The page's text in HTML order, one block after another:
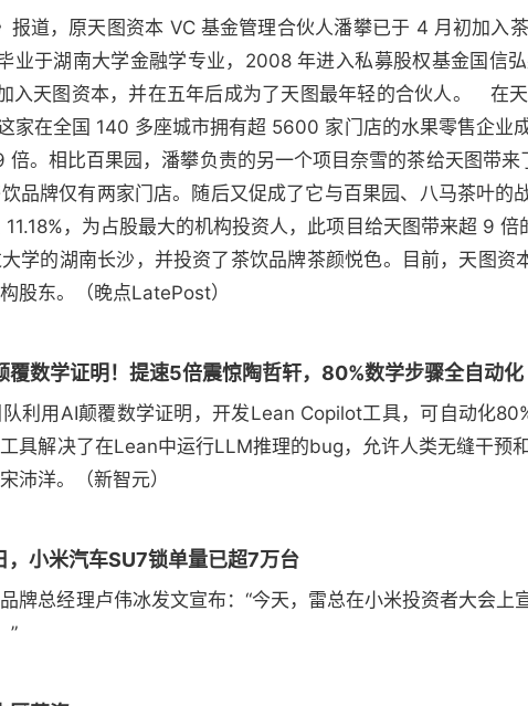
道，原天图资本 VC 基金管理合伙人潘攀已于 4 月初加入
业于湖南大学金融学专业，2008 年进入私募股权基金国信
入天图资本，并在五年后成为了天图最年轻的合伙人。 在
家在全国 140 多座城市拥有超 5600 家门店的水果零售企业
倍。相比百果园，潘攀负责的另一个项目奈雪的茶给天图带
品牌仅有两家门店。随后又促成了它与百果园、八马茶叶的
，为占股最大的机构投资人，此项目给天图带来超 9
学的湖南长沙，并投资了茶饮品牌茶颜悦色。目前，天图资
股东。（晚点LatePost）
覆数学证明！提速5倍震惊陶哲轩，80%数学步骤全自动化
利用AI颠覆数学证明，开发Lean Copilot工具，可自动化
具解决了在Lean中运行LLM推理的bug，允许人类无缝干预
沛洋。（新智元）
小米汽车SU7锁单量已超7万台
牌总经理卢伟冰发文宣布：“今天，雷总在小米投资者大会
”